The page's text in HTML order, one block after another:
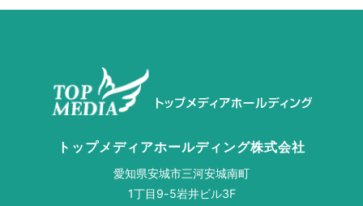
トップメディアホールディング株式会社
愛知県安城市三河安城南町
1丁目9-5岩井ビル3F